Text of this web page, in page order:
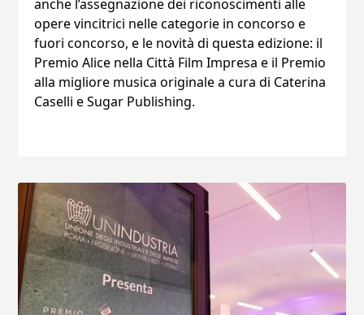
anche l’assegnazione dei riconoscimenti alle
opere vincitrici nelle categorie in concorso e
fuori concorso, e le novità di questa edizione: il
Premio Alice nella Città Film Impresa e il Premio
alla migliore musica originale a cura di Caterina
Caselli e Sugar Publishing.